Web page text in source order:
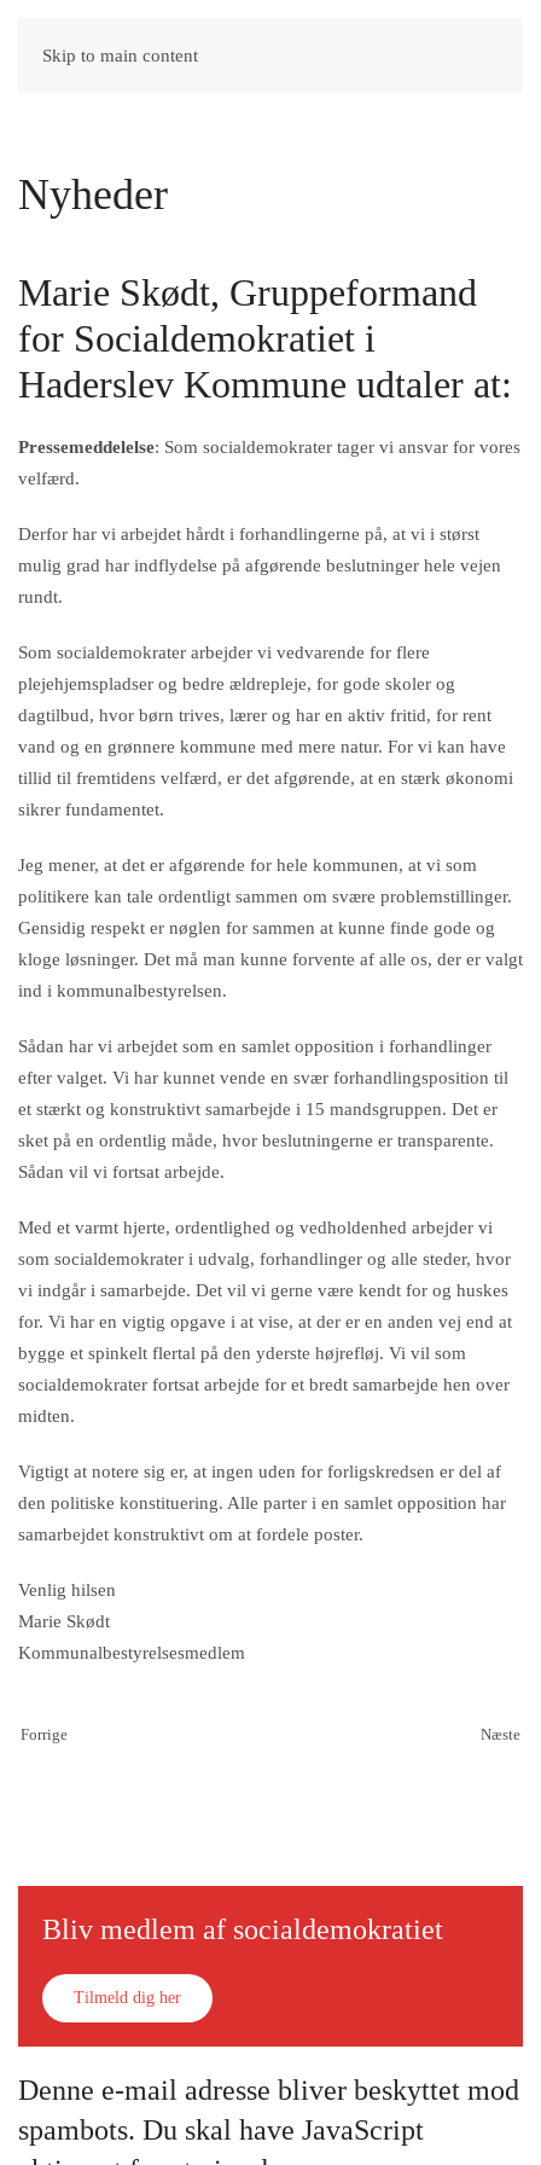
Skip to main content
Login
Nyheder
Marie Skødt, Gruppeformand
for Socialdemokratiet i
Haderslev Kommune udtaler at:
Pressemeddelelse: Som socialdemokrater tager vi ansvar for vores
velfærd.
Derfor har vi arbejdet hårdt i forhandlingerne på, at vi i størst
mulig grad har indflydelse på afgørende beslutninger hele vejen
rundt.
Som socialdemokrater arbejder vi vedvarende for flere
plejehjemspladser og bedre ældrepleje, for gode skoler og
dagtilbud, hvor børn trives, lærer og har en aktiv fritid, for rent
vand og en grønnere kommune med mere natur. For vi kan have
tillid til fremtidens velfærd, er det afgørende, at en stærk økonomi
sikrer fundamentet.
Jeg mener, at det er afgørende for hele kommunen, at vi som
politikere kan tale ordentligt sammen om svære problemstillinger.
Gensidig respekt er nøglen for sammen at kunne finde gode og
kloge løsninger. Det må man kunne forvente af alle os, der er valgt
ind i kommunalbestyrelsen.
Sådan har vi arbejdet som en samlet opposition i forhandlinger
efter valget. Vi har kunnet vende en svær forhandlingsposition til
et stærkt og konstruktivt samarbejde i 15 mandsgruppen. Det er
sket på en ordentlig måde, hvor beslutningerne er transparente.
Sådan vil vi fortsat arbejde.
Med et varmt hjerte, ordentlighed og vedholdenhed arbejder vi
som socialdemokrater i udvalg, forhandlinger og alle steder, hvor
vi indgår i samarbejde. Det vil vi gerne være kendt for og huskes
for. Vi har en vigtig opgave i at vise, at der er en anden vej end at
bygge et spinkelt flertal på den yderste højrefløj. Vi vil som
socialdemokrater fortsat arbejde for et bredt samarbejde hen over
midten.
Vigtigt at notere sig er, at ingen uden for forligskredsen er del af
den politiske konstituering. Alle parter i en samlet opposition har
samarbejdet konstruktivt om at fordele poster.
Venlig hilsen
Marie Skødt
Kommunalbestyrelsesmedlem
Forrige Næste
Bliv medlem af socialdemokratiet
Tilmeld dig her
Denne e-mail adresse bliver beskyttet mod
spambots. Du skal have JavaScript